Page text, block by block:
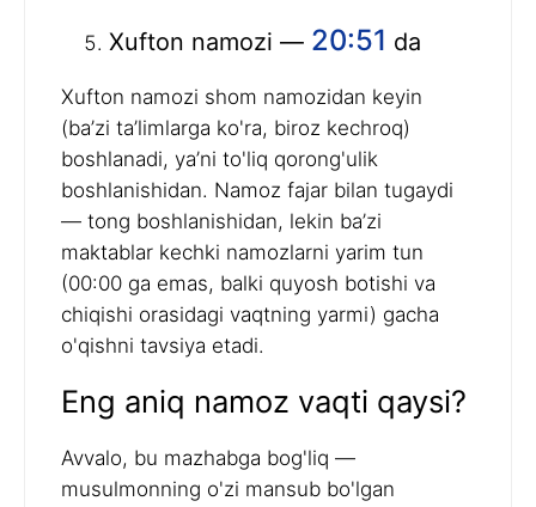
Xufton namozi — 20:51 da
Xufton namozi shom namozidan keyin
(ba’zi ta’limlarga ko'ra, biroz kechroq)
boshlanadi, ya’ni to'liq qorong'ulik
boshlanishidan. Namoz fajar bilan tugaydi
— tong boshlanishidan, lekin ba’zi
maktablar kechki namozlarni yarim tun
(00:00 ga emas, balki quyosh botishi va
chiqishi orasidagi vaqtning yarmi) gacha
o'qishni tavsiya etadi.
Eng aniq namoz vaqti qaysi?
Avvalo, bu mazhabga bog'liq —
musulmonning o'zi mansub bo'lgan